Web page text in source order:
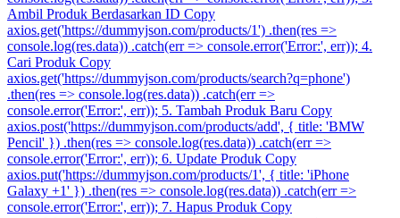
Ambil Produk Berdasarkan ID Copy
axios.get('https://dummyjson.com/products/1') .then(res =>
console.log(res.data)) .catch(err => console.error('Error:', err)); 4.
Cari Produk Copy
axios.get('https://dummyjson.com/products/search?q=phone')
.then(res => console.log(res.data)) .catch(err =>
console.error('Error:', err)); 5. Tambah Produk Baru Copy
axios.post('https://dummyjson.com/products/add', { title: 'BMW
Pencil' }) .then(res => console.log(res.data)) .catch(err =>
console.error('Error:', err)); 6. Update Produk Copy
axios.put('https://dummyjson.com/products/1', { title: 'iPhone
Galaxy +1' }) .then(res => console.log(res.data)) .catch(err =>
console.error('Error:', err)); 7. Hapus Produk Copy